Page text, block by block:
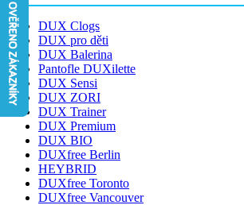
DUX Clogs
DUX pro děti
DUX Balerina
Pantofle DUXilette
DUX Sensi
DUX ZORI
DUX Trainer
DUX Premium
DUX BIO
DUXfree Berlin
HEYBRID
DUXfree Toronto
DUXfree Vancouver